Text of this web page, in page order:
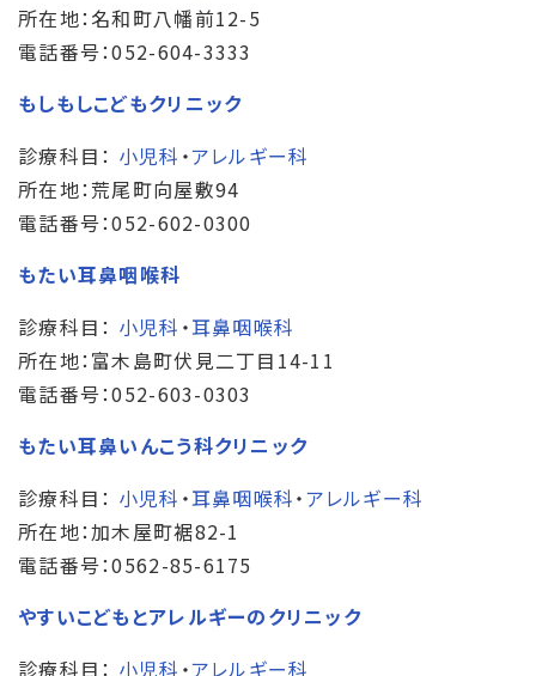
所在地：名和町八幡前12-5
電話番号：052-604-3333
もしもしこどもクリニック
診療科目： 小児科 ・アレルギー科
所在地：荒尾町向屋敷94
電話番号：052-602-0300
もたい耳鼻咽喉科
診療科目： 小児科 ・耳鼻咽喉科
所在地：富木島町伏見二丁目14-11
電話番号：052-603-0303
もたい耳鼻いんこう科クリニック
診療科目： 小児科 ・耳鼻咽喉科・アレルギー科
所在地：加木屋町裾82-1
電話番号：0562-85-6175
やすいこどもとアレルギーのクリニック
診療科目： 小児科 ・アレルギー科